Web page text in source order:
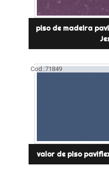
piso de madeira
Cod.:71849
valor de piso